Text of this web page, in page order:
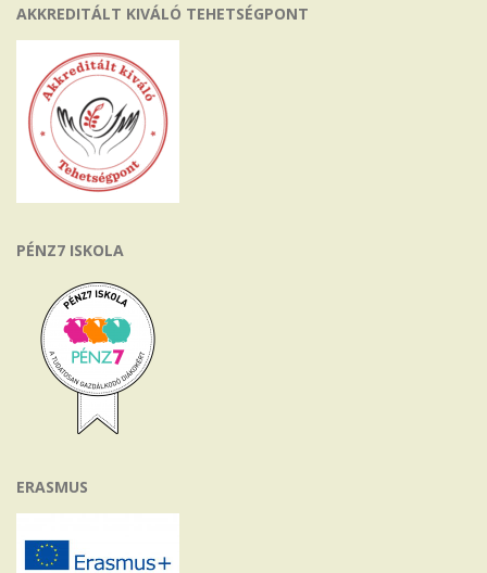
AKKREDITÁLT KIVÁLÓ TEHETSÉGPONT
PÉNZ7 ISKOLA
ERASMUS